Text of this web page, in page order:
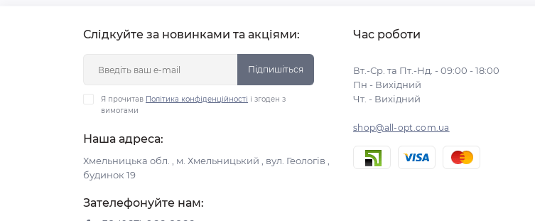
Слідкуйте за новинками та акціями:
Підпишіться
Я прочитав Політика конфіденційності і згоден з
вимогами
Наша адреса:
Хмельницька обл. , м. Хмельницький , вул. Геологів ,
будинок 19
Зателефонуйте нам:
Час роботи
Вт.-Ср. та Пт.-Нд. - 09:00 - 18:00
Пн - Вихідний
Чт. - Вихідний
shop@all-opt.com.ua